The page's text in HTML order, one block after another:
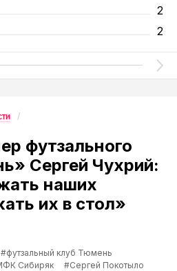
2
2
футзального
Сергей Чухрий:
наших
их в стол»
#футзальный клуб Тюмень
Сибиряк #Сергей Покотыло